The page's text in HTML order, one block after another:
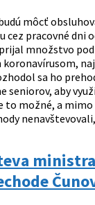
môcť
pracovné dni
množstvo
koronavírusom,
sa ho
seniorov, aby
to možné, a